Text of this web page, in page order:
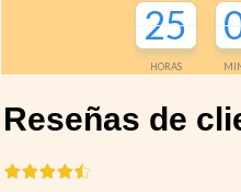
25
HORAS
Reseñas de